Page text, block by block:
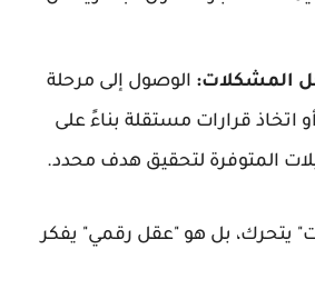
المشكلات: الوصول إلى مرحلة
اتخاذ قرارات مستقلة بناءً على
المتوفرة لتحقيق هدف محدد.
يتحرك، بل هو "عقل رقمي" يفكر